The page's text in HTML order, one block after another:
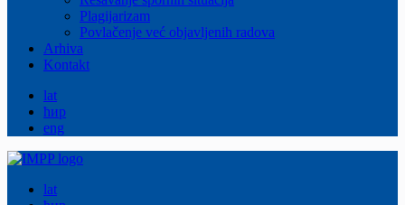
Plagijarizam
Povlačenje već objavljenih radova
Arhiva
Kontakt
lat
ћир
eng
lat